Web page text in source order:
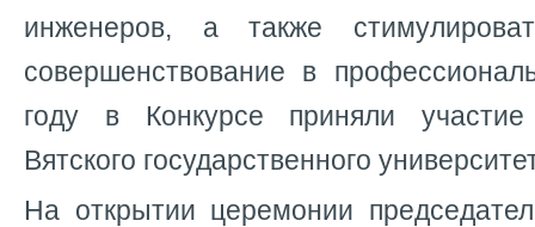
инженеров, а также
совершенствование в
году в Конкурсе приняли
Вятского государственного
На открытии церемонии